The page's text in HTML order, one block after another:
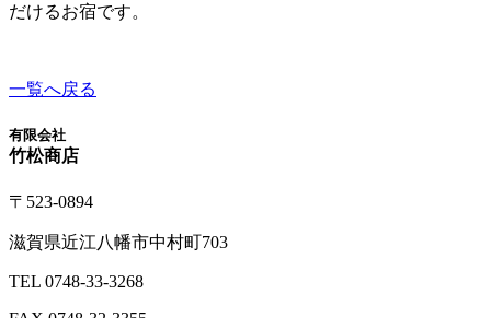
だけるお宿です。
一覧へ戻る
有限会社
竹松商店
〒523-0894
滋賀県近江八幡市中村町703
TEL 0748-33-3268